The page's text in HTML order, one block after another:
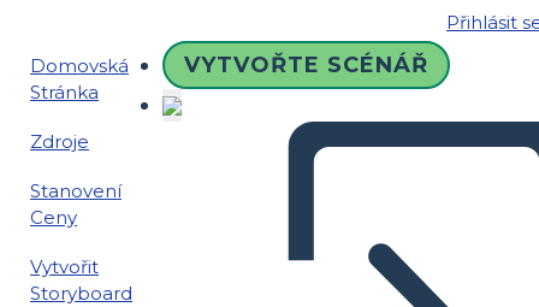
Přihlásit
Domovská
Stránka
Zdroje
Stanovení
Ceny
Vytvořit
Storyboard
VYTVOŘTE SCÉNÁŘ